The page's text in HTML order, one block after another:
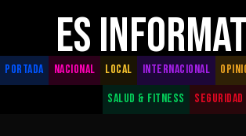
ES
PORTADA NACIONAL LOCAL INTERNACIONAL
SALUD & FITNESS
SEGURIDAD